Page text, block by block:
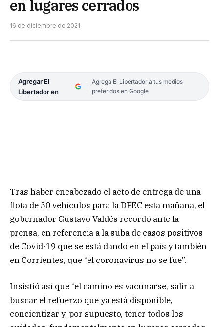
en lugares cerrados
16 de diciembre de 2021
Agregar El
Libertador en
Agrega El Libertador a tus medios
preferidos en Google
Tras haber encabezado el acto de entrega de una
flota de 50 vehículos para la DPEC esta mañana, el
gobernador Gustavo Valdés recordó ante la
prensa, en referencia a la suba de casos positivos
de Covid-19 que se está dando en el país y también
en Corrientes, que “el coronavirus no se fue”.
Insistió así que “el camino es vacunarse, salir a
buscar el refuerzo que ya está disponible,
concientizar y, por supuesto, tener todos los